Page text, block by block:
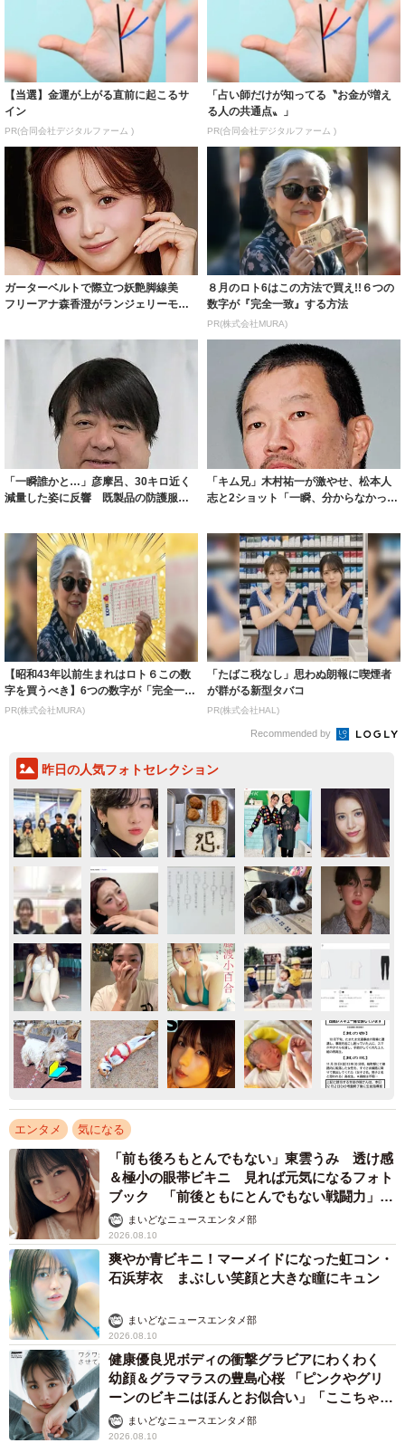
【当選】金運が上がる直前に起こるサ
イン
PR(合同会社デジタルファーム )
「占い師だけが知ってる〝お金が増え
る人の共通点〟」
PR(合同会社デジタルファーム )
ガーターベルトで際立つ妖艶脚線美
フリーアナ森香澄がランジェリーモデ
８月のロト6はこの方法で買え!!６つの
数字が『完全一致』する方法
PR(株式会社MURA)
「一瞬誰かと…」彦摩呂、30キロ近く
減量した姿に反響 既製品の防護服が
「キム兄」木村祐一が激やせ、松本人
志と2ショット「一瞬、分からなかった
【昭和43年以前生まれはロト６この数
字を買うべき】6つの数字が「完全一
致」する方...
PR(株式会社MURA)
「たばこ税なし」思わぬ朗報に喫煙者
が群がる新型タバコ
PR(株式会社HAL)
Recommended by
昨日の人気フォトセレクション
エンタメ 気になる
「前も後ろもとんでもない」東雲うみ 透け感
＆極小の眼帯ビキニ 見れば元気になるフォト
ブック 「前後ともにとんでもない戦闘力」
「桃ダイナマイトがすごい」
まいどなニュースエンタメ部
2026.08.10
爽やか青ビキニ！マーメイドになった虹コン・
石浜芽衣 まぶしい笑顔と大きな瞳にキュン
まいどなニュースエンタメ部
2026.08.10
健康優良児ボディの衝撃グラビアにわくわく
幼顔＆グラマラスの豊島心桜 「ピンクやグリ
ーンのビキニはほんとお似合い」「ここちゃん
天使 また可愛くなった」
まいどなニュースエンタメ部
2026.08.10